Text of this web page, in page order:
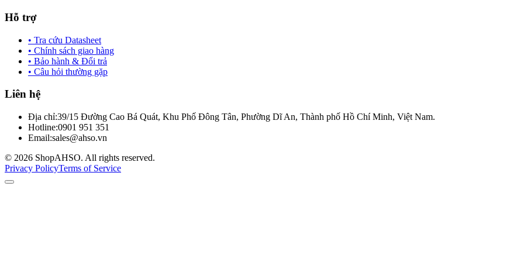
Hỗ trợ
• Tra cứu Datasheet
• Chính sách giao hàng
• Bảo hành & Đổi trả
• Câu hỏi thường gặp
Liên hệ
Địa chỉ:39/15 Đường Cao Bá Quát, Khu Phố Đông Tân, Phường Dĩ An, Thành phố Hồ Chí Minh, Việt Nam.
Hotline:0901 951 351
Email:sales@ahso.vn
© 2026 ShopAHSO. All rights reserved.
Privacy PolicyTerms of Service